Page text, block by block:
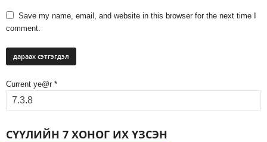
Save my name, email, and website in this browser for the next time I
comment.
Current ye@r *
СҮҮЛИЙН 7 ХОНОГ ИХ ҮЗСЭН